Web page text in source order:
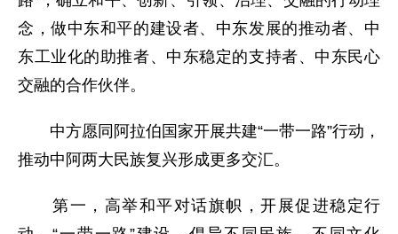
念，做中东和平的建设者、中东发展的推动者、中
东工业化的助推者、中东稳定的支持者、中东民心
交融的合作伙伴。
中方愿同阿拉伯国家开展共建“一带一路”行动，
推动中阿两大民族复兴形成更多交汇。
第一，高举和平对话旗帜，开展促进稳定行